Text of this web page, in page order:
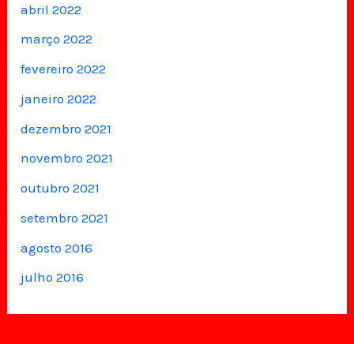
abril 2022
março 2022
fevereiro 2022
janeiro 2022
dezembro 2021
novembro 2021
outubro 2021
setembro 2021
agosto 2016
julho 2016